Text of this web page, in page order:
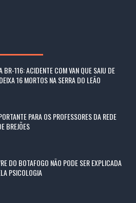
BR-116: ACIDENTE COM VAN QUE SAIU DE
16 MORTOS NA SERRA DO LEÃO
PARA OS PROFESSORES DA REDE
BREJÕES
DO BOTAFOGO NÃO PODE SER EXPLICADA
PSICOLOGIA